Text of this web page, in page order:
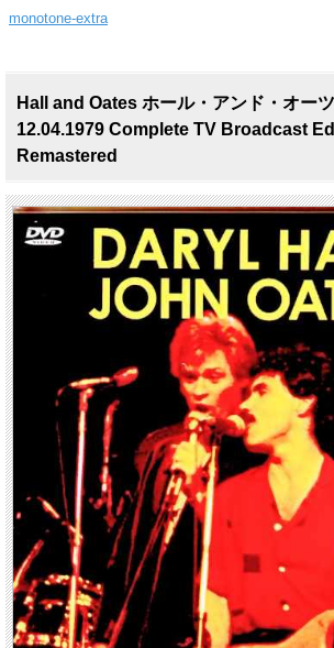
monotone-extra
Hall and Oates ホール・アンド・オー
12.04.1979 Complete TV Broadcast
Remastered